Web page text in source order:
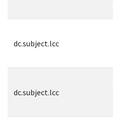
dc.subject.lcc
dc.subject.lcc